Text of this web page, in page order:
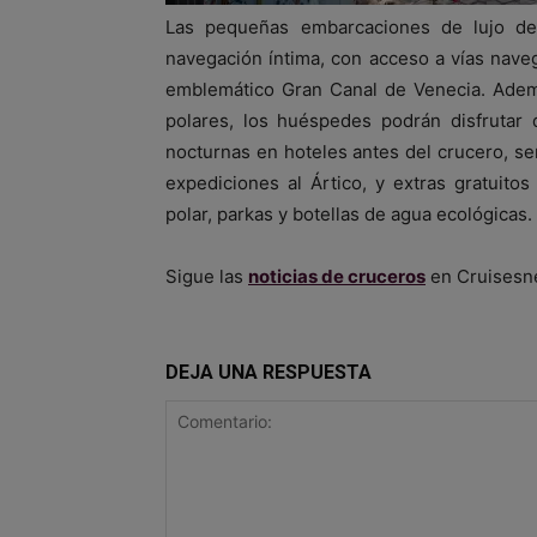
Las pequeñas embarcaciones de lujo
navegación íntima, con acceso a vías
emblemático Gran Canal de Venecia.
polares, los huéspedes podrán disfrutar
nocturnas en hoteles antes del crucero,
expediciones al Ártico, y extras
polar, parkas y botellas de agua ecológicas.
Sigue las noticias de cruceros en
DEJA UNA RESPUESTA